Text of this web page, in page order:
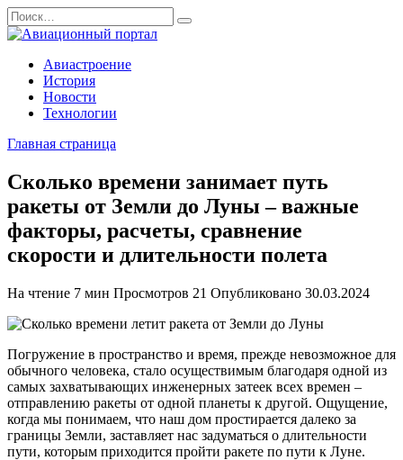
Перейти
к
содержанию
Search
for:
Авиастроение
История
Новости
Технологии
Главная страница
Сколько времени занимает путь
ракеты от Земли до Луны – важные
факторы, расчеты, сравнение
скорости и длительности полета
На чтение 7 мин Просмотров 21 Опубликовано 30.03.2024
Погружение в пространство и время, прежде невозможное для
обычного человека, стало осуществимым благодаря одной из
самых захватывающих инженерных затеек всех времен –
отправлению ракеты от одной планеты к другой. Ощущение,
когда мы понимаем, что наш дом простирается далеко за
границы Земли, заставляет нас задуматься о длительности
пути, которым приходится пройти ракете по пути к Луне.